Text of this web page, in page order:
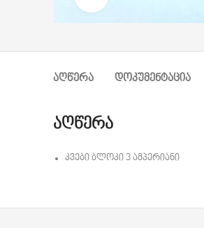
ᲐᲦᲬᲔᲠᲐ ᲓᲝᲙᲣᲛᲔᲜᲢᲐᲪᲘᲐ
აღწერა
კვები ბლოკი 3 ამპერიანი